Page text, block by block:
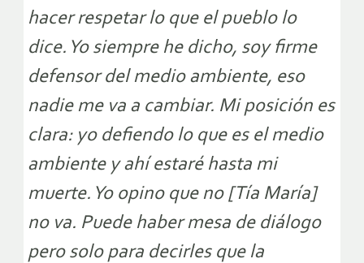
hacer respetar lo que el pueblo lo
dice. Yo siempre he dicho, soy firme
defensor del medio ambiente, eso
nadie me va a cambiar. Mi posición es
clara: yo defiendo lo que es el medio
ambiente y ahí estaré hasta mi
muerte. Yo opino que no [Tía María]
no va. Puede haber mesa de diálogo
pero solo para decirles que la